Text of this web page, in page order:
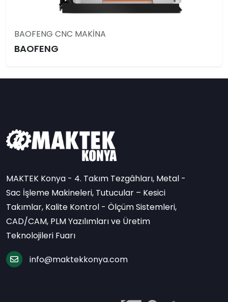
BAOFENG CNC MAKİNA
BAOFENG
MAKTEK Konya - 4. Takım Tezgâhları, Metal -
Sac İşleme Makineleri, Tutucular – Kesici
Takımlar, Kalite Kontrol - Ölçüm Sistemleri,
CAD/CAM, PLM Yazılımları ve Üretim
Teknolojileri Fuarı
info@maktekkonya.com